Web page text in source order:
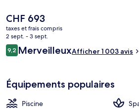
sert des spécialités Cuisine italienne et est
déjeuner, le déjeuner et le dîner. Ce
abrite en outre 3 bars/lounges, un casino
piscine. Les autres voyageurs ne tarissent
concerne la piscine rafraîchissante et le
Le
prix
actuel
est
de
CHF 693
taxes et frais compris
2 sept. - 3 sept.
Avis
voyageurs
9,29,2 sur 10
MerveilleuxAfficher 1 003 avis
Équipements populaires
Piscine